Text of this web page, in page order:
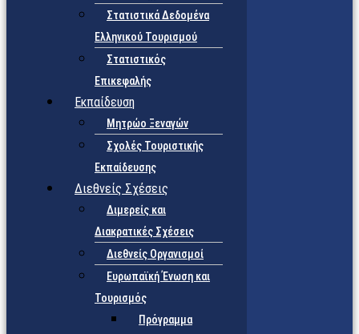
Στατιστικά Δεδομένα
Ελληνικού Τουρισμού
Στατιστικός
Επικεφαλής
Εκπαίδευση
Μητρώο Ξεναγών
Σχολές Τουριστικής
Εκπαίδευσης
Διεθνείς Σχέσεις
Διμερείς και
Διακρατικές Σχέσεις
Διεθνείς Οργανισμοί
Ευρωπαϊκή Ένωση και
Τουρισμός
Πρόγραμμα